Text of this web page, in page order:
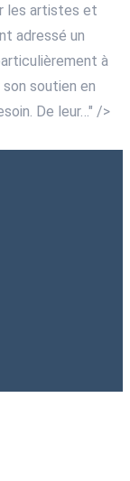
les artistes et
adressé un
à
soutien en
De leur…" />